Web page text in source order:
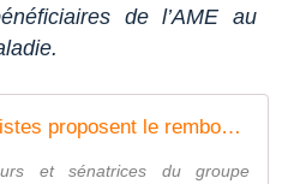
de l’AME au
Les sénateurs communistes proposent le remboursement intégral des soins de santé dans une proposition de loi
et sénatrices du groupe